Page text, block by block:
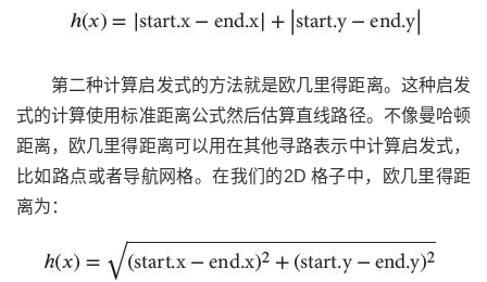
第二种计算启发式的方法就是欧几里得距离。这种启发
式的计算使用标准距离公式然后估算直线路径。不像曼哈顿
距离，欧几里得距离可以用在其他寻路表示中计算启发式，
比如路点或者导航网格。在我们的2D 格子中，欧几里得距
离为：